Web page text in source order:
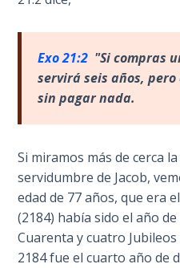
God’s Glory
The Gospel
of John:
Manifesting
God’s Glory
The Gospel
of John:
Manifesting
God’s Glory
- Book 3
Exo 21:2 "Si compras
servirá seis años,
sin pagar nada.
Si miramos más de cerca
servidumbre de Jacob,
edad de 77 años, que era
(2184) había sido el año
Cuarenta y cuatro
2184 fue el cuarto año de